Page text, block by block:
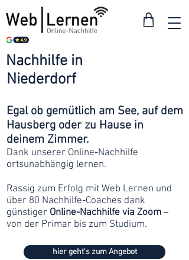
Niederdorf
Nachhilfe in
Egal ob gemütlich am See, auf dem
Hausberg oder zu Hause in
deinem Zimmer.
Dank unserer Online-Nachhilfe
ortsunabhängig lernen.
Rassig zum Erfolg mit Web Lernen und
über 80 Nachhilfe-Coaches dank
günstiger Online-Nachhilfe via Zoom –
von der Primar bis zum Studium.
hier geht's zum Angebot